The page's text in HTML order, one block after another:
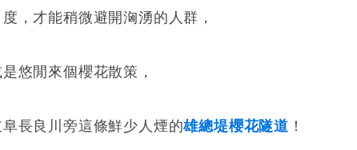
，才能稍微避開洶湧的人群，
悠閒來個櫻花散策，
長良川旁這條鮮少人煙的雄總堤櫻花隧道 ！